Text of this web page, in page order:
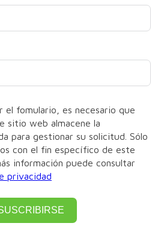
el fomulario, es necesario que
sitio web almacene la
para gestionar su solicitud. Sólo
con el fin específico de este
información puede consultar
privacidad